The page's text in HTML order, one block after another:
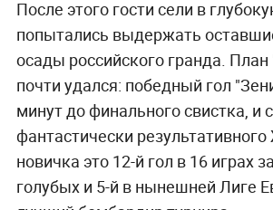
После этого гости сели в
попытались выдержать
осады российского гранда.
почти удался: победный гол
минут до финального свистка, и
фантастически
новичка это 12-й гол в 16 играх
голубых и 5-й в нынешней Лиге